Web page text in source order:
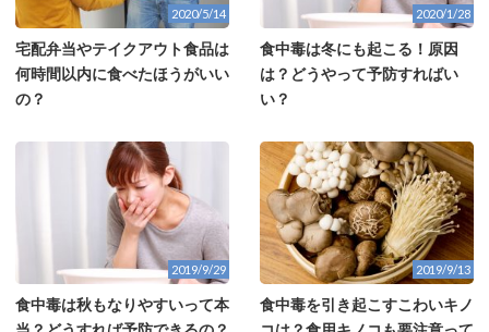
2020/5/14
宅配弁当やテイクアウト食品は
何時間以内に食べたほうがいい
の？
2020/1/28
食中毒は冬にも起こる！原因
は？どうやって予防すればい
い？
2019/9/29
食中毒は秋もなりやすいって本
2019/9/13
食中毒を引き起こすこわいキノ